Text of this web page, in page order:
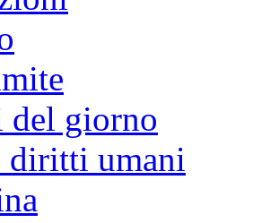
del giorno
diritti umani